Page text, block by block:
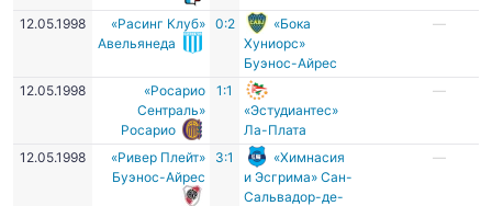
12.05.1998
«Расинг Клуб»
Авельянеда
0:2
«Бока
Хуниорс»
Буэнос-Айрес
—
12.05.1998
«Росарио
Сентраль»
Росарио
1:1
«Эстудиантес»
Ла-Плата
—
12.05.1998
«Ривер Плейт»
Буэнос-Айрес
3:1
«Химнасия
и Эсгрима» Сан-
Сальвадор-де-
—